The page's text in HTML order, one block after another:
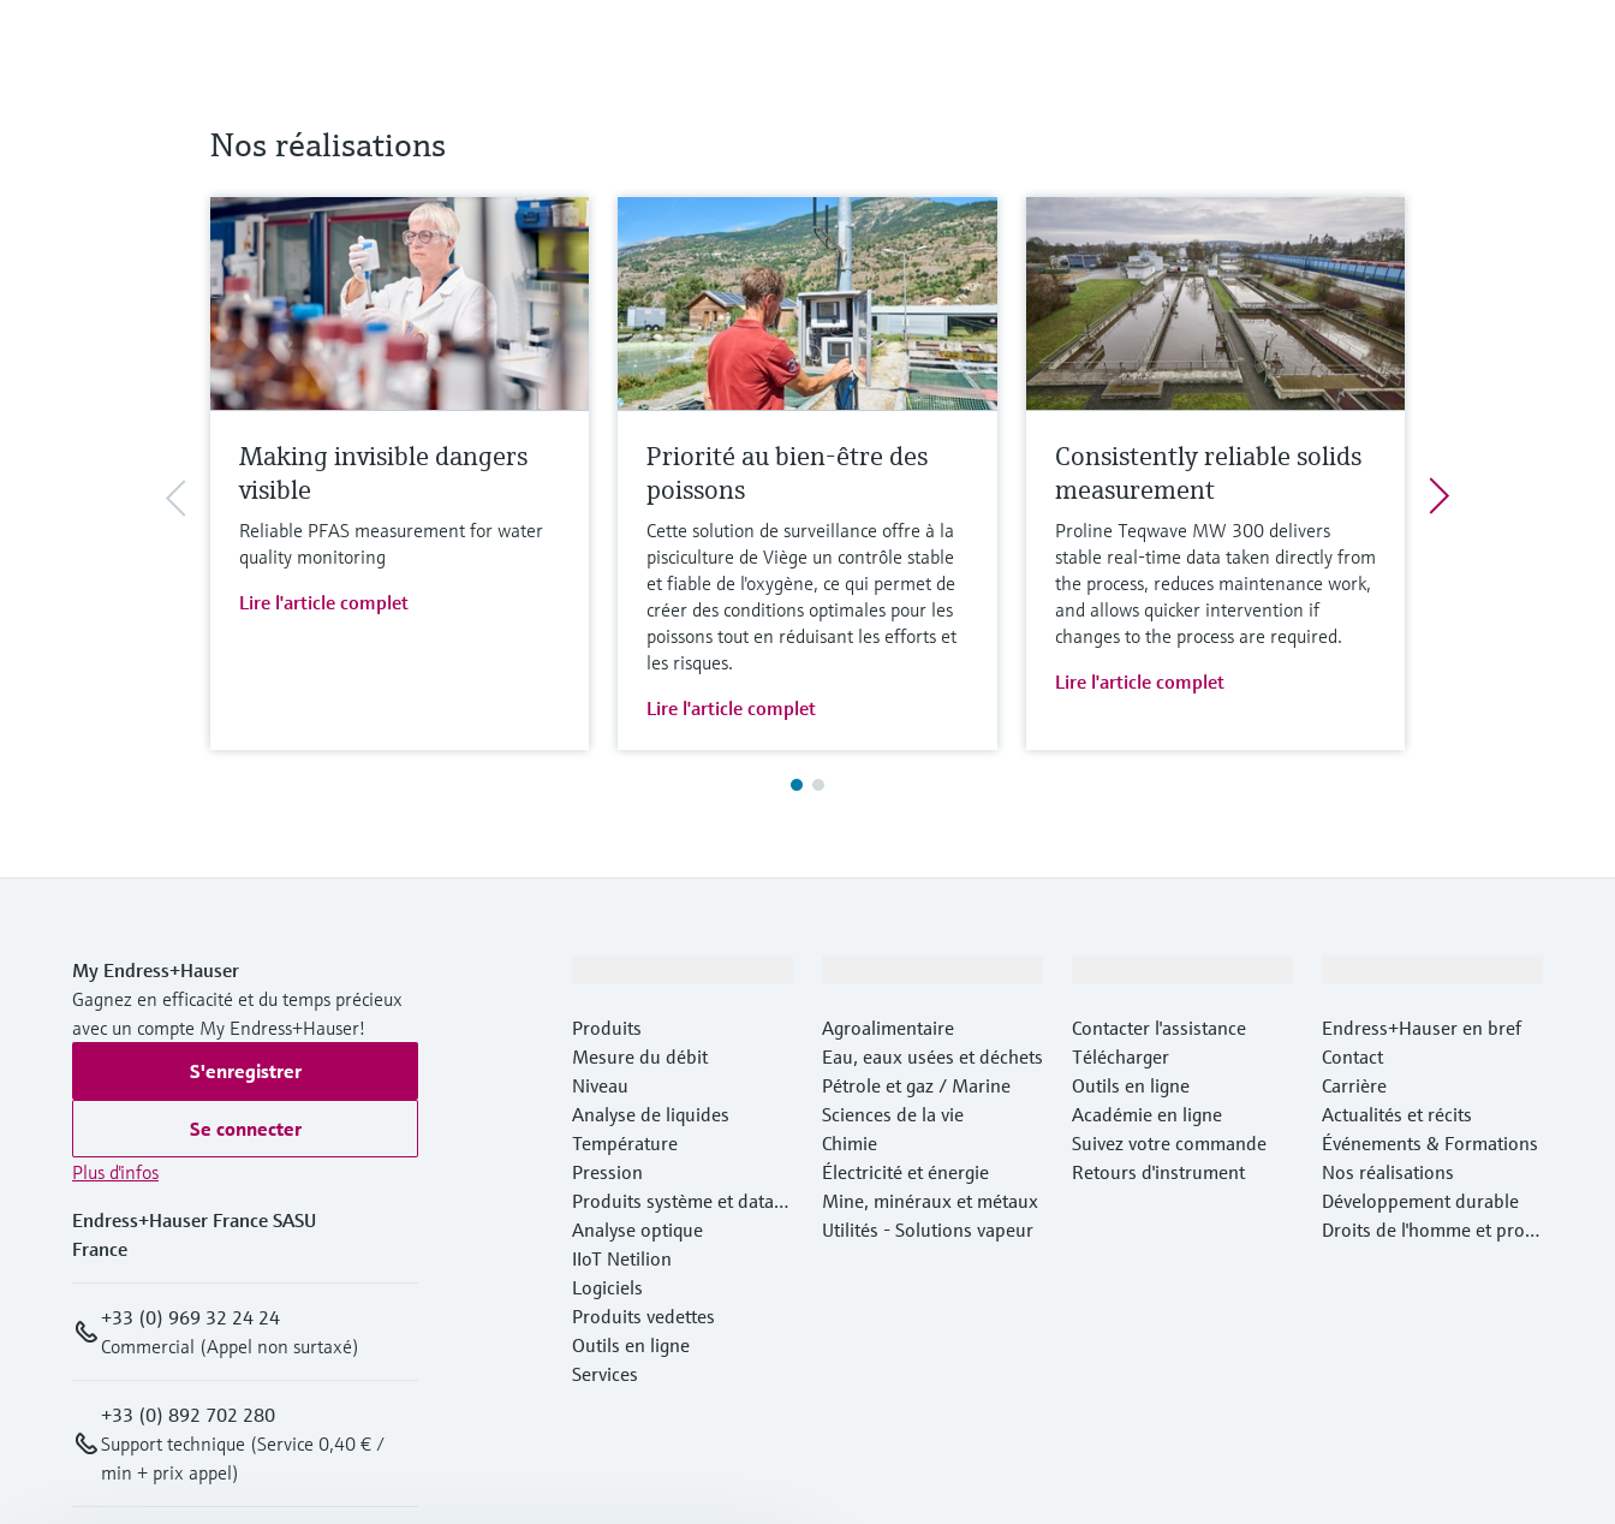
Nos réalisations
Making invisible dangers
visible
Reliable PFAS measurement for water
quality monitoring
Lire l'article complet
Priorité au bien-être des
poissons
Cette solution de surveillance offre à la
pisciculture de Viège un contrôle stable
et fiable de l'oxygène, ce qui permet de
créer des conditions optimales pour les
poissons tout en réduisant les efforts et
les risques.
Lire l'article complet
Consistently reliable solids
measurement
Proline Teqwave MW 300 delivers
stable real-time data taken directly from
the process, reduces maintenance work,
and allows quicker intervention if
changes to the process are required.
Lire l'article complet
My Endress+Hauser
Gagnez en efficacité et du temps précieux
avec un compte My Endress+Hauser!
S'enregistrer
Se connecter
Plus d'infos
Endress+Hauser France SASU
France
+33 (0) 969 32 24 24
Commercial (Appel non surtaxé)
+33 (0) 892 702 280
Support technique (Service 0,40 € /
min + prix appel)
Produits
Mesure du débit
Niveau
Analyse de liquides
Température
Pression
Produits système et data
managers
Analyse optique
IIoT Netilion
Logiciels
Produits vedettes
Outils en ligne
Services
Agroalimentaire
Eau, eaux usées et déchets
Pétrole et gaz / Marine
Sciences de la vie
Chimie
Électricité et énergie
Mine, minéraux et métaux
Utilités - Solutions vapeur
Contacter l'assistance
Télécharger
Outils en ligne
Académie en ligne
Suivez votre commande
Retours d'instrument
Endress+Hauser en bref
Contact
Carrière
Actualités et récits
Événements & Formations
Nos réalisations
Développement durable
Droits de l'homme et prote